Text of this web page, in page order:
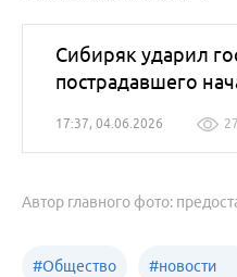
Сибиряк ударил
пострадавшего
17:37, 04.06.2026
Автор главного фото:
#Общество #новости